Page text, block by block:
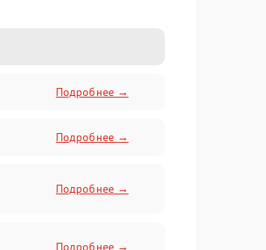
Подробнее →
Подробнее →
Подробнее →
Подробнее →